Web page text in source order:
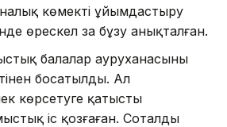
көмекті ұйымдастыру
өрескел заң бұзу анықталған.
балалар ауруханасының
босатылды. Ал
көрсетуге қатысты
іс қозғаған. Соталды